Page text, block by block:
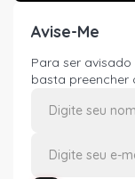
Avise-Me
Para ser
basta preencher